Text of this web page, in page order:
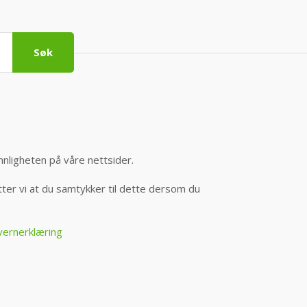
Søk
på våre nettsider.
vi at du samtykker til dette dersom du